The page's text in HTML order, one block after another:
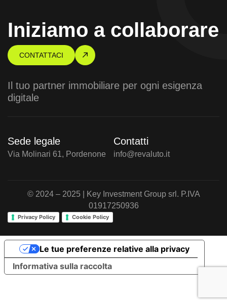
Iniziamo a collaborare
CONTATTACI
Il tuo partner immobiliare per ogni esigenza
digitale
Sede legale
Via Molinari 61, Pordenone
Contatti
info@revaluto.it
© 2024 – 2025 | Key Investment Group srl. P.IVA
01917250936
Privacy Policy Cookie Policy
Informativa sulla raccolta
Le tue preferenze relative alla privacy